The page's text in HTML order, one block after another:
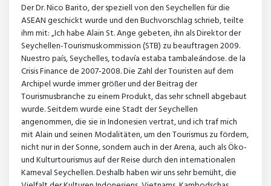
Der Dr. Nico Barito, der speziell von den Seychellen für die
ASEAN geschickt wurde und den Buchvorschlag schrieb, teilte
ihm mit: „Ich habe Alain St. Ange gebeten, ihn als Direktor der
Seychellen-Tourismuskommission (STB) zu beauftragen 2009.
Nuestro país, Seychelles, todavía estaba tambaleándose. de la
Crisis Finance de 2007-2008. Die Zahl der Touristen auf dem
Archipel wurde immer größer und der Beitrag der
Tourismusbranche zu einem Produkt, das sehr schnell abgebaut
wurde. Seitdem wurde eine Stadt der Seychellen
angenommen, die sie in Indonesien vertrat, und ich traf mich
mit Alain und seinen Modalitäten, um den Tourismus zu fördern,
nicht nur in der Sonne, sondern auch in der Arena, auch als Öko-
und Kulturtourismus auf der Reise durch den internationalen
Karneval Seychellen. Deshalb haben wir uns sehr bemüht, die